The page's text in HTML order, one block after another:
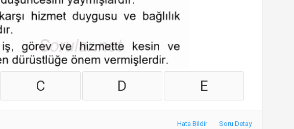
C D E
Hata Bildir Soru Detay